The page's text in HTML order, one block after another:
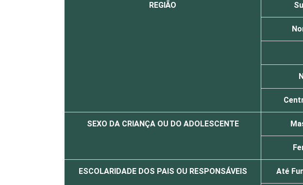
REGIÃO
SEXO DA CRIANÇA OU DO ADOLESCENTE
ESCOLARIDADE DOS PAIS OU RESPONSÁVEIS Até